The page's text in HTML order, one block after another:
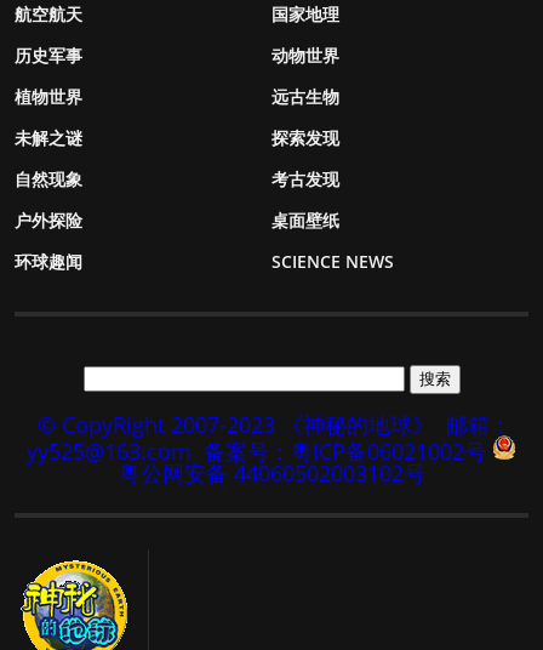
航空航天
国家地理
历史军事
动物世界
植物世界
远古生物
未解之谜
探索发现
自然现象
考古发现
户外探险
桌面壁纸
环球趣闻
SCIENCE NEWS
© CopyRight 2007-2023 《神秘的地球》
邮箱：
yy525@163.com 备案号：粤ICP备06021002号
粤公网安备 44060502003102号